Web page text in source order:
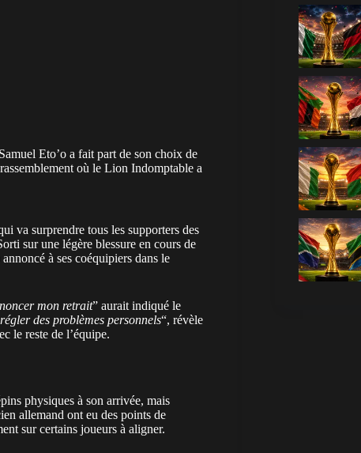
Eto’o a fait part de son choix de
où le Lion Indomptable a
va surprendre tous les supporters des
sur une légère blessure en cours de
à ses coéquipiers dans le
mon retrait” aurait indiqué le
régler des problèmes personnels“, révèle
le reste de l’équipe.
physiques à son arrivée, mais
allemand ont eu des points de
sur certains joueurs à aligner.